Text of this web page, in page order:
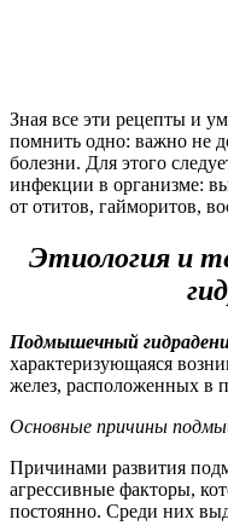
Зная все эти рецепты и
помнить одно: важно не
болезни. Для этого
инфекции в организме:
от отитов, гайморитов,
Этиология и
Подмышечный
характеризующаяся
желез, расположенных в
Основные причины
Причинами развития
агрессивные факторы,
постоянно. Среди них